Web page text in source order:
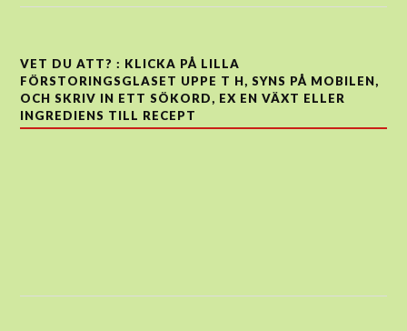
VET DU ATT? : KLICKA PÅ LILLA
FÖRSTORINGSGLASET UPPE T H, SYNS PÅ MOBILEN,
OCH SKRIV IN ETT SÖKORD, EX EN VÄXT ELLER
INGREDIENS TILL RECEPT